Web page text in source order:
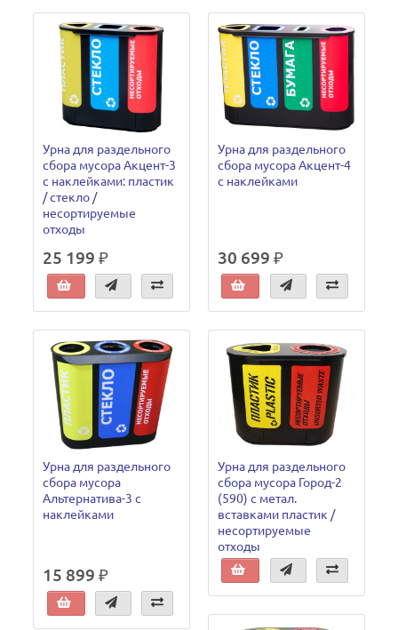
Урна для раздельного
сбора мусора Акцент-3
с наклейками: пластик
/ стекло /
несортируемые
отходы
25 199 ₽
Урна для раздельного
сбора мусора Акцент-4
с наклейками
30 699 ₽
Урна для раздельного
сбора мусора
Альтернатива-3 с
наклейками
15 899 ₽
Урна для раздельного
сбора мусора Город-2
(590) с метал.
вставками пластик /
несортируемые
отходы